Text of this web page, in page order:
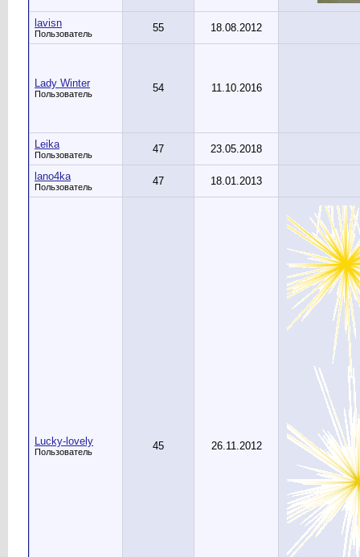
lavisn
Пользователь 55 18.08.2012
Lady Winter
Пользователь 54 11.10.2016
Leika
Пользователь 47 23.05.2018
lano4ka
Пользователь 47 18.01.2013
Lucky-lovely
Пользователь 45 26.11.2012